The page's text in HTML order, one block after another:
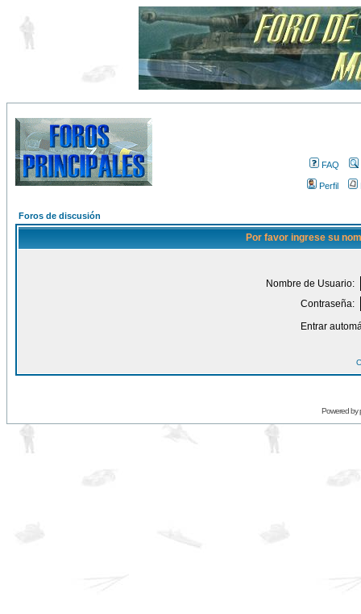
FAQ
Perfil
Foros de discusión
Por favor ingrese su
Nombre de Usuario:
Contraseña:
Entrar
Powered by